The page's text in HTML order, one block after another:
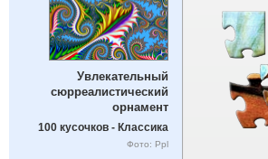
Увлекательный
сюрреалистический
орнамент
100 кусочков - Классика
Фото: Ppl